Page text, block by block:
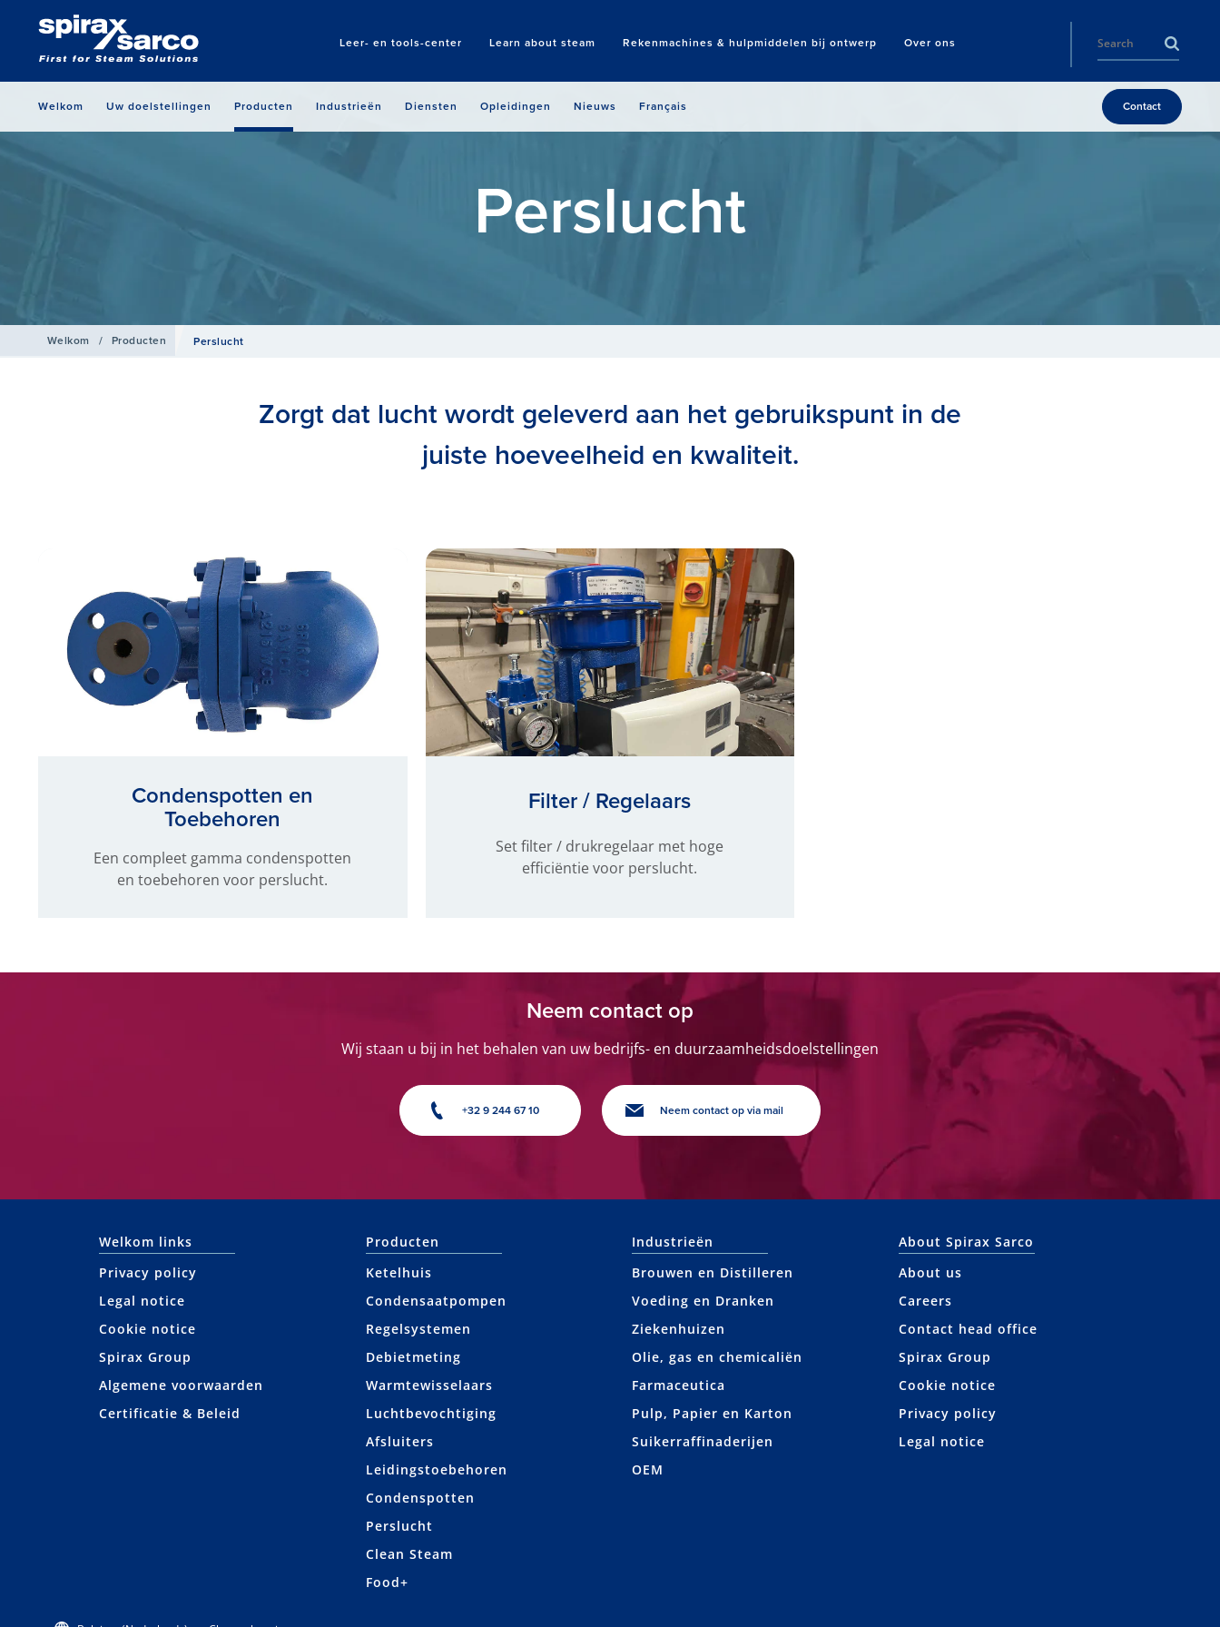
Leer- en tools-center Learn about steam Rekenmachines & hulpmiddelen bij ontwerp Over ons
Search
Welkom Uw doelstellingen Producten Industrieën Diensten Opleidingen Nieuws Français Contact
Perslucht
Welkom / Producten Perslucht
Zorgt dat lucht wordt geleverd aan het gebruikspunt in de
juiste hoeveelheid en kwaliteit.
Condenspotten en
Toebehoren
Een compleet gamma condenspotten
en toebehoren voor perslucht.
Filter / Regelaars
Set filter / drukregelaar met hoge
efficiëntie voor perslucht.
Neem contact op
Wij staan u bij in het behalen van uw bedrijfs- en duurzaamheidsdoelstellingen
+32 9 244 67 10 Neem contact op via mail
Welkom links
Privacy policy
Legal notice
Cookie notice
Spirax Group
Algemene voorwaarden
Certificatie & Beleid
Producten
Ketelhuis
Condensaatpompen
Regelsystemen
Debietmeting
Warmtewisselaars
Luchtbevochtiging
Afsluiters
Leidingstoebehoren
Condenspotten
Perslucht
Clean Steam
Food+
Industrieën
Brouwen en Distilleren
Voeding en Dranken
Ziekenhuizen
Olie, gas en chemicaliën
Farmaceutica
Pulp, Papier en Karton
Suikerraffinaderijen
OEM
About Spirax Sarco
About us
Careers
Contact head office
Spirax Group
Cookie notice
Privacy policy
Legal notice